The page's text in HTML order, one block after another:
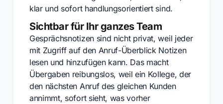
klar und sofort handlungsorientiert sind.
Sichtbar für Ihr ganzes Team
Gesprächsnotizen sind nicht privat, weil jeder
mit Zugriff auf den Anruf-Überblick Notizen
lesen und hinzufügen kann. Das macht
Übergaben reibungslos, weil ein Kollege, der
den nächsten Anruf des gleichen Kunden
annimmt, sofort sieht, was vorher